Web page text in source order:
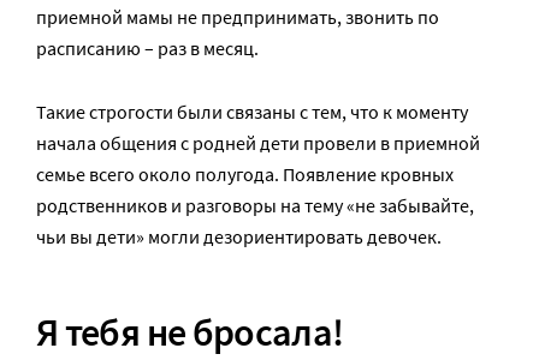
приемной мамы не предпринимать, звонить по
расписанию – раз в месяц.
Такие строгости были связаны с тем, что к моменту
начала общения с родней дети провели в приемной
семье всего около полугода. Появление кровных
родственников и разговоры на тему «не забывайте,
чьи вы дети» могли дезориентировать девочек.
Я тебя не бросала!